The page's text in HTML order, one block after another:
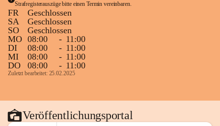
Strafregisterauszüge bitte einen Termin vereinbaren.
FR
Geschlossen
SA
Geschlossen
SO
Geschlossen
MO 08:00 - 11:00
DI
08:00 - 11:00
MI
08:00 - 11:00
DO
08:00 - 11:00
Zuletzt bearbeitet: 25.02.2025
Veröffentlichungsportal